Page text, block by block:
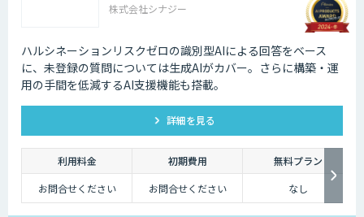
株式会社シナジー
ハルシネーションリスクゼロの識別型AIによる回答をベース
に、未登録の質問については⽣成AIがカバー。さらに構築・運
⽤の⼿間を低減するAI⽀援機能も搭載。
詳細を見る
利用料金 初期費用
無料プラン
お問合せください
お問合せください なし